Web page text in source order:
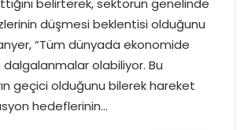
düşmesi beklentisi olduğunu
“Tüm dünyada ekonomide
olabiliyor. Bu
geçici olduğunu bilerek hareket
hedeflerinin…